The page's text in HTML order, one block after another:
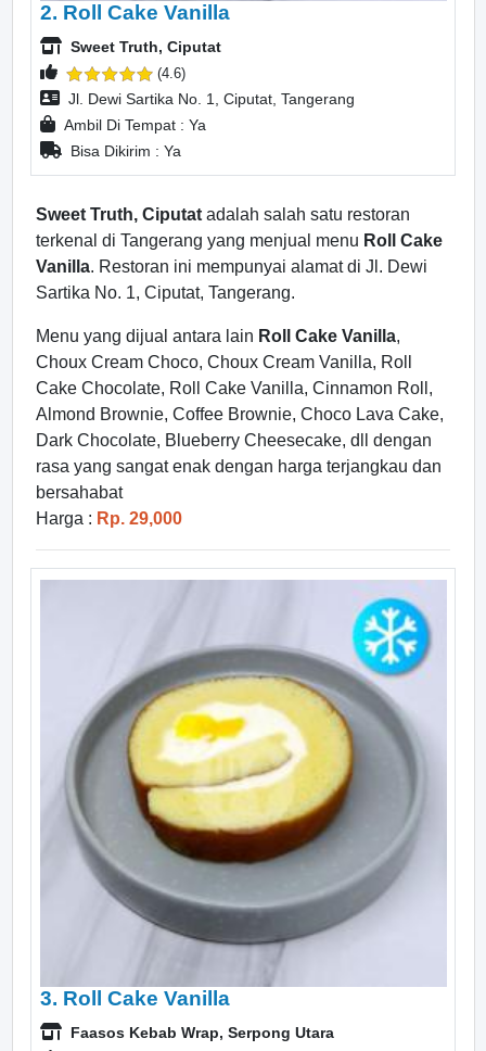
2. Roll Cake Vanilla
Sweet Truth, Ciputat
(4.6)
Jl. Dewi Sartika No. 1, Ciputat, Tangerang
Ambil Di Tempat : Ya
Bisa Dikirim : Ya
Sweet Truth, Ciputat adalah salah satu restoran
terkenal di Tangerang yang menjual menu Roll Cake
Vanilla. Restoran ini mempunyai alamat di Jl. Dewi
Sartika No. 1, Ciputat, Tangerang.
Menu yang dijual antara lain Roll Cake Vanilla,
Choux Cream Choco, Choux Cream Vanilla, Roll
Cake Chocolate, Roll Cake Vanilla, Cinnamon Roll,
Almond Brownie, Coffee Brownie, Choco Lava Cake,
Dark Chocolate, Blueberry Cheesecake, dll dengan
rasa yang sangat enak dengan harga terjangkau dan
bersahabat
Harga : Rp. 29,000
3. Roll Cake Vanilla
Faasos Kebab Wrap, Serpong Utara